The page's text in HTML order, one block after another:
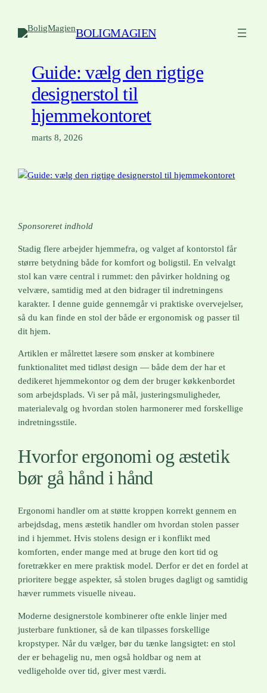
indhold
BOLIGMAGIEN
Guide: vælg den rigtige
designerstol til
hjemmekontoret
marts 8, 2026
Sponsoreret indhold
Stadig flere arbejder hjemmefra, og valget af kontorstol får
større betydning både for komfort og boligstil. En velvalgt
stol kan være central i rummet: den påvirker holdning og
velvære, samtidig med at den bidrager til indretningens
karakter. I denne guide gennemgår vi praktiske overvejelser,
så du kan finde en stol der både er ergonomisk og passer til
dit hjem.
Artiklen er målrettet læsere som ønsker at kombinere
funktionalitet med tidløst design — både dem der har et
dedikeret hjemmekontor og dem der bruger køkkenbordet
som arbejdsplads. Vi ser på mål, justeringsmuligheder,
materialevalg og hvordan stolen harmonerer med forskellige
indretningsstile.
Hvorfor ergonomi og æstetik
bør gå hånd i hånd
Ergonomi handler om at støtte kroppen korrekt gennem en
arbejdsdag, mens æstetik handler om hvordan stolen passer
ind i hjemmet. Hvis stolens design er i konflikt med
komforten, ender mange med at bruge den kort tid og
foretrækker en mere praktisk model. Derfor er det en fordel at
prioritere begge aspekter, så stolen bruges dagligt og samtidig
hæver rummets visuelle niveau.
Moderne designerstole kombinerer ofte enkle linjer med
justerbare funktioner, så de kan tilpasses forskellige
kropstyper. Når du vælger, bør du tænke langsigtet: en stol
der er behagelig nu, men også holdbar og nem at
vedligeholde over tid, giver mest værdi.